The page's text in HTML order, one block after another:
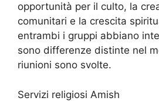
opportunità per il culto, la
comunitari e la crescita
entrambi i gruppi abbiano
sono differenze distinte nel
riunioni sono svolte.
Servizi religiosi Amish